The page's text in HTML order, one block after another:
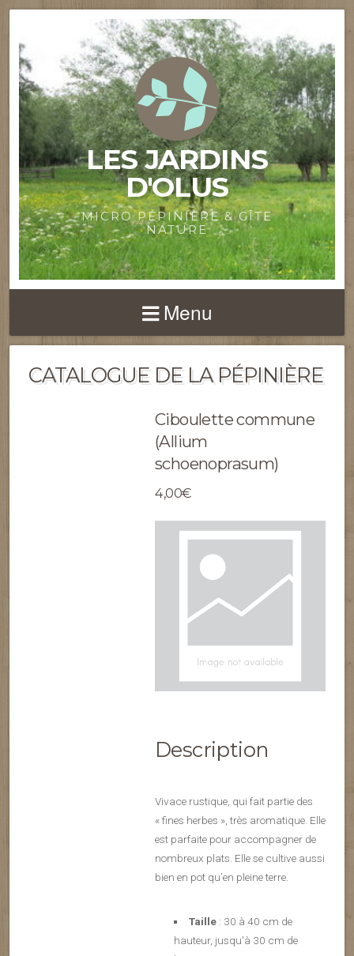
LES JARDINS
D'OLUS
MICRO PÉPINIÈRE & GÎTE
NATURE
Menu
CATALOGUE DE LA PÉPINIÈRE
Ciboulette commune
(Allium
schoenoprasum)
4,00€
Description
Vivace rustique, qui fait partie des
« fines herbes », très aromatique. Elle
est parfaite pour accompagner de
nombreux plats. Elle se cultive aussi
bien en pot qu’en pleine terre.
Taille : 30 à 40 cm de
hauteur, jusqu'à 30 cm de